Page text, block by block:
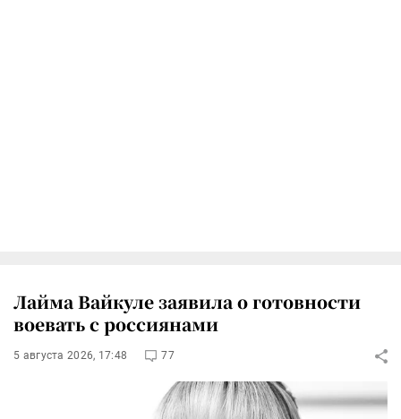
Лайма Вайкуле заявила о готовности
воевать с россиянами
5 августа 2026, 17:48 77